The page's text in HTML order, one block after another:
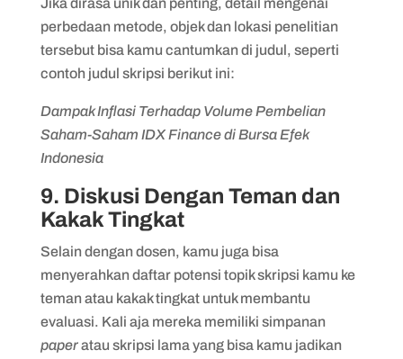
Jika dirasa unik dan penting, detail mengenai
perbedaan metode, objek dan lokasi penelitian
tersebut bisa kamu cantumkan di judul, seperti
contoh judul skripsi berikut ini:
Dampak Inflasi Terhadap Volume Pembelian
Saham-Saham IDX Finance di Bursa Efek
Indonesia
9. Diskusi Dengan Teman dan
Kakak Tingkat
Selain dengan dosen, kamu juga bisa
menyerahkan daftar potensi topik skripsi kamu ke
teman atau kakak tingkat untuk membantu
evaluasi. Kali aja mereka memiliki simpanan
paperatau skripsi lama yang bisa kamu jadikan